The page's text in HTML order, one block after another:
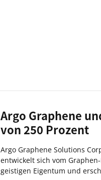
Argo Graphene
von 250 Prozent
Argo Graphene Solutions
entwickelt sich vom
geistigen Eigentum und